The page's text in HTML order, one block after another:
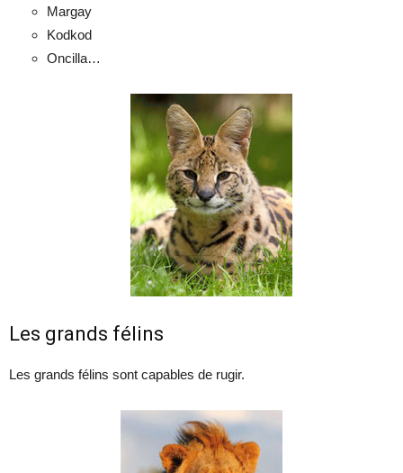
Margay
Kodkod
Oncilla…
Les grands félins
Les grands félins sont capables de rugir.